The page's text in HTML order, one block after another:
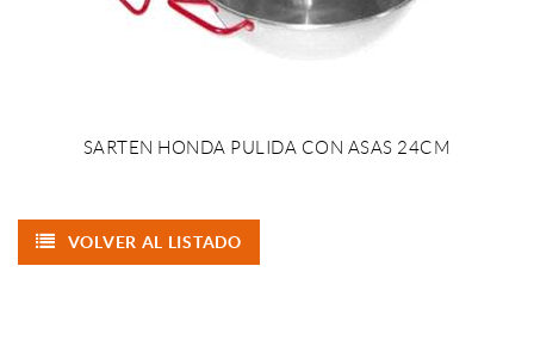
SARTEN HONDA PULIDA CON ASAS 24CM
VOLVER AL LISTADO